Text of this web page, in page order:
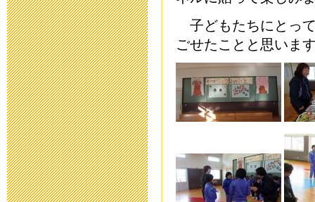
2020年10月16日
第32回公開
2020年7月20日
令和2年度 卒
2020年6月25日
学校教育活動
子どもたちにとっ
ごせたことと思いま